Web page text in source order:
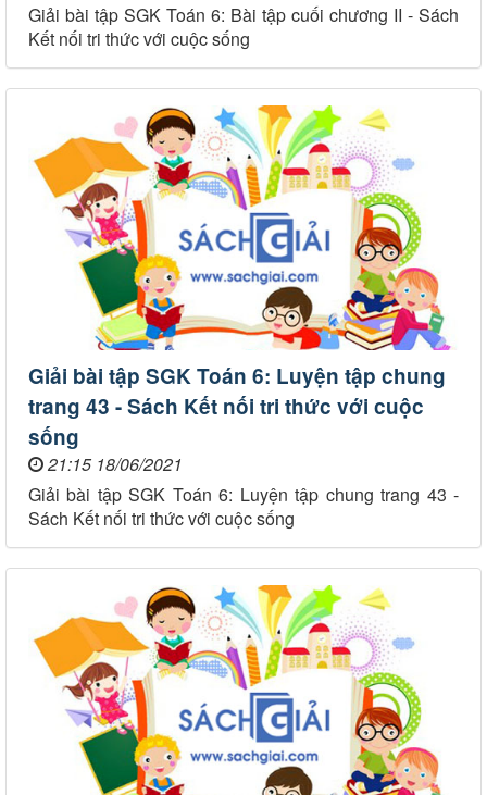
Giải bài tập SGK Toán 6: Bài tập cuối chương II - Sách
Kết nối tri thức với cuộc sống
Giải bài tập SGK Toán 6: Luyện tập chung
trang 43 - Sách Kết nối tri thức với cuộc
sống
21:15 18/06/2021
Giải bài tập SGK Toán 6: Luyện tập chung trang 43 -
Sách Kết nối tri thức với cuộc sống